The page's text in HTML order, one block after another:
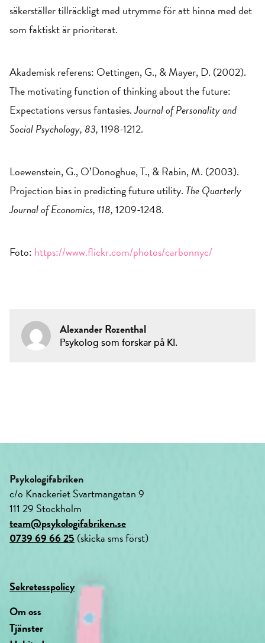
säkerställer tillräckligt med utrymme för att hinna med det
som faktiskt är prioriterat.
Akademisk referens: Oettingen, G., & Mayer, D. (2002).
The motivating function of thinking about the future:
Expectations versus fantasies.Journal of Personality and
Social Psychology, 83,1198-1212.
Loewenstein, G., O’Donoghue, T., & Rabin, M. (2003).
Projection bias in predicting future utility. The Quarterly
Journal of Economics, 118,1209-1248.
Foto: https://www.flickr.com/photos/carbonnyc/
Alexander Rozenthal
Psykolog som forskar på KI.
Psykologifabriken
c/o Knackeriet Svartmangatan 9
111 29 Stockholm
team@psykologifabriken.se
0739 69 66 25 (skicka sms först)
Sekretesspolicy
Om oss
Tjänster